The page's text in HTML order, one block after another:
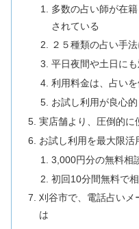
多数の占い師が在
されている
２５種類の占い手
平日夜間や土日に
利用料金は、占い
お試し利用が良心的
実店舗より、圧倒的に
お試し利用を最大限活
3,000円分の無料相
初回10分間無料で
刈谷市で、電話占いメ
は